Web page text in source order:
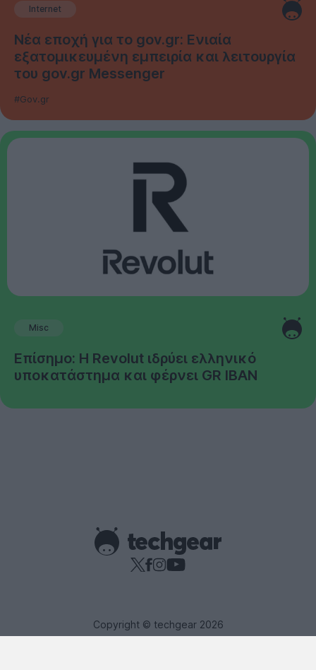
Internet
Νέα εποχή για το gov.gr: Ενιαία
εξατομικευμένη εμπειρία και λειτουργία
του gov.gr Messenger
#Gov.gr
Misc
Επίσημο: Η Revolut ιδρύει ελληνικό
υποκατάστημα και φέρνει GR IBAN
Copyright © techgear 2026